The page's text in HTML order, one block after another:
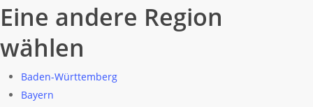
Eine andere Region
wählen
Baden-Württemberg
Bayern